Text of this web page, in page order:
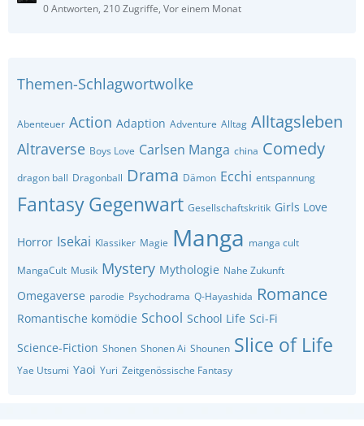
0 Antworten, 210 Zugriffe, Vor einem Monat
Themen-Schlagwortwolke
Abenteuer Action Adaption Adventure Alltag Alltagsleben
Altraverse Boys Love Carlsen Manga china Comedy
dragon ball Dragonball Drama Dämon Ecchi entspannung
FantasyGegenwart Gesellschaftskritik Girls Love
Horror Isekai Klassiker Magie Manga manga cult
MangaCult Musik Mystery Mythologie Nahe Zukunft
Omegaverse parodie Psychodrama Q-Hayashida Romance
Romantische komödie School School Life Sci-Fi
Science-Fiction Shonen Shonen Ai Shounen Slice of Life
Yae Utsumi Yaoi Yuri Zeitgenössische Fantasy